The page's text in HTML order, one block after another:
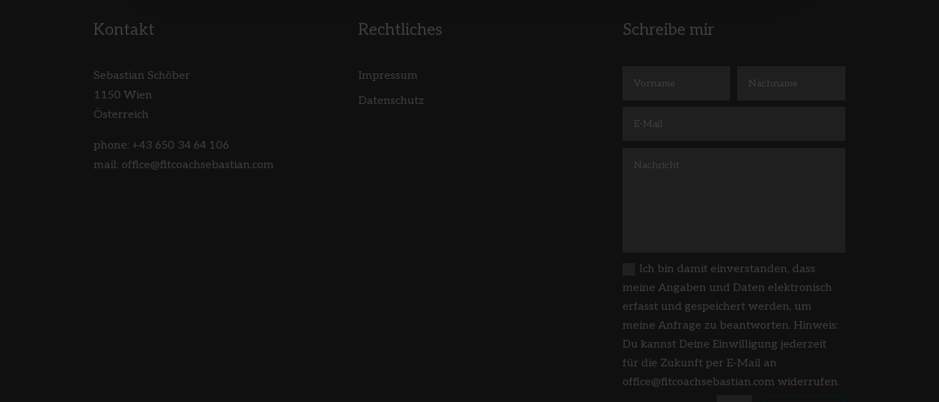
Kontakt
Sebastian Schöber
1150 Wien
Österreich
phone: +43 650 34 64 106
mail: office@fitcoachsebastian.com
Rechtliches
Impressum
Datenschutz
Schreibe mir
Ich bin damit einverstanden, dass
meine Angaben und Daten elektronisch
erfasst und gespeichert werden, um
meine Anfrage zu beantworten. Hinweis:
Du kannst Deine Einwilligung jederzeit
für die Zukunft per E-Mail an
office@fitcoachsebastian.com widerrufen.